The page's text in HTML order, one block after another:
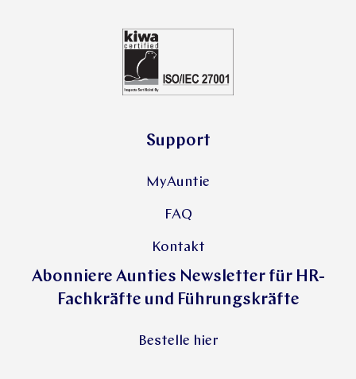
Support
MyAuntie
FAQ
Kontakt
Abonniere Aunties Newsletter für HR-
Fachkräfte und Führungskräfte
Bestelle hier